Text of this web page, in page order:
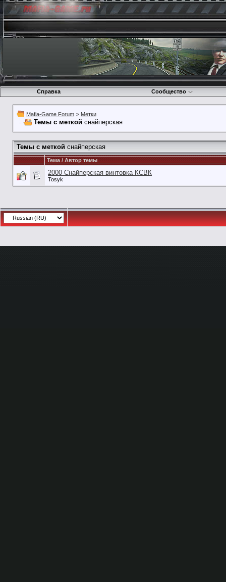
Справка Сообщество
Mafia-Game Forum > Метки
Темы с меткой снайперская
Темы с меткой снайперская
Тема / Автор темы
2000 Снайперская винтовка КСВК
Tosyk